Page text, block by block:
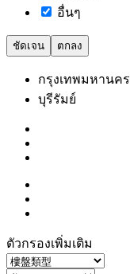
อื่นๆ
ชัดเจน ตกลง
กรุงเทพมหานคร
บุรีรัมย์
ตัวกรองเพิ่มเติม